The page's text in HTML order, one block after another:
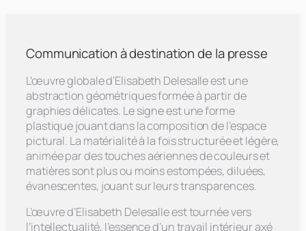
Communication à destination de la presse
L’œuvre globale d’Elisabeth Delesalle est une
abstraction géométriques formée à partir de
graphies délicates. Le signe est une forme
plastique jouant dans la composition de l’espace
pictural. La matérialité à la fois structurée et légère,
animée par des touches aériennes de couleurs et
matières sont plus ou moins estompées, diluées,
évanescentes, jouant sur leurs transparences.
L’œuvre d’Elisabeth Delesalle est tournée vers
l’intellectualité, l’essence d’un travail intérieur axé